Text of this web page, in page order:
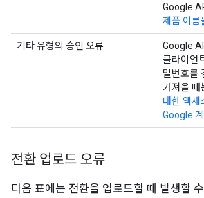
Google
제품 이름
기타 유형의 승인 오류
Google
클라이언
밀번호를
가져올 때
대한 액세
Google
전환 업로드 오류
다음 표에는 전환을 업로드할 때 발생할